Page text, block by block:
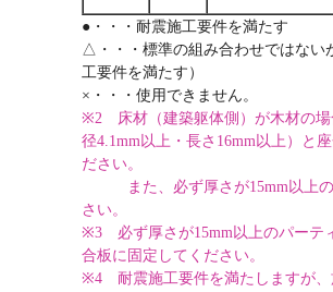
●・・・耐震施工要件を満たす
△・・・標準の組み合わせではない
工要件を満たす）
×・・・使用できません。
※2 床材（建築躯体側）が木材の場
径4.1mm以上・長さ16mm以上）と
ださい。
また、必ず厚さが15mm以上の
さい。
※3 必ず厚さが15mm以上のパーテ
合板に固定してください。
※4 耐震施工要件を満たしますが、